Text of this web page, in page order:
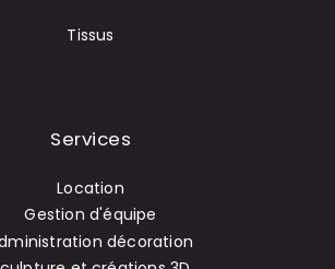
Tissus
Services
Location
Gestion d'équipe
décoration